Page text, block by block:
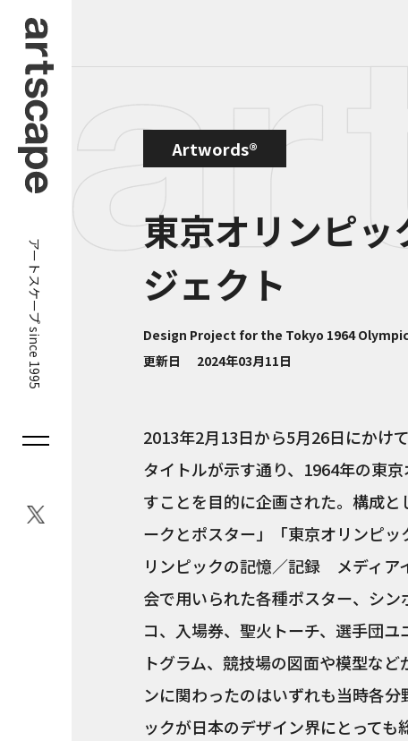
アートスケープ since 1995
Artwords®
東京オリンピ
ジェクト
Design Project for the Tokyo 1964
更新日
2024年03月11日
2013年2月13日から5月26日にかけ
タイトルが示す通り、1964年の東
すことを目的に企画された。構成
ークとポスター」「東京オリンピ
リンピックの記憶／記録 メディア
会で用いられた各種ポスター、シ
コ、入場券、聖火トーチ、選手団
トグラム、競技場の図面や模型な
ンに関わったのはいずれも当時各
ックが日本のデザイン界にとって